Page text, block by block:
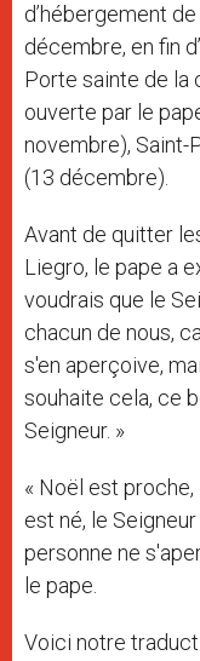
d’hébergement
décembre, en fin
Porte sainte de la
ouverte par le
novembre), Saint-
(13 décembre).
Avant de quitter
Liegro, le pape a
voudrais que le
chacun de nous,
s'en aperçoive,
souhaite cela, ce
Seigneur. »
« Noël est proche,
est né, le
personne ne
le pape.
Voici notre